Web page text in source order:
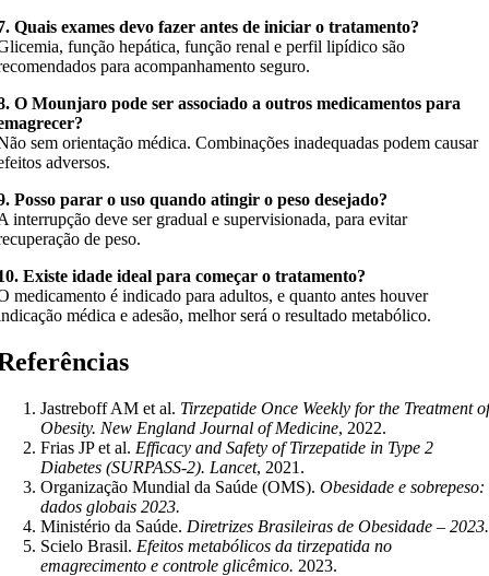
Quais exames devo fazer antes de iniciar o tratamento?
função hepática, função renal e perfil lipídico são
para acompanhamento seguro.
O Mounjaro pode ser associado a outros medicamentos para
sem orientação médica. Combinações inadequadas podem causar
adversos.
Posso parar o uso quando atingir o peso desejado?
interrupção deve ser gradual e supervisionada, para evitar
de peso.
Existe idade ideal para começar o tratamento?
medicamento é indicado para adultos, e quanto antes houver
médica e adesão, melhor será o resultado metabólico.
Jastreboff AM et al. Tirzepatide Once Weekly for the Treatment
Obesity. New England Journal of Medicine, 2022.
Frias JP et al. Efficacy and Safety of Tirzepatide in Type 2
Diabetes (SURPASS-2). Lancet, 2021.
Organização Mundial da Saúde (OMS).Obesidade e sobrepeso:
dados globais 2023.
Ministério da Saúde. Diretrizes Brasileiras de Obesidade – 2023.
Scielo Brasil. Efeitos metabólicos da tirzepatida no
emagrecimento e controle glicêmico. 2023.